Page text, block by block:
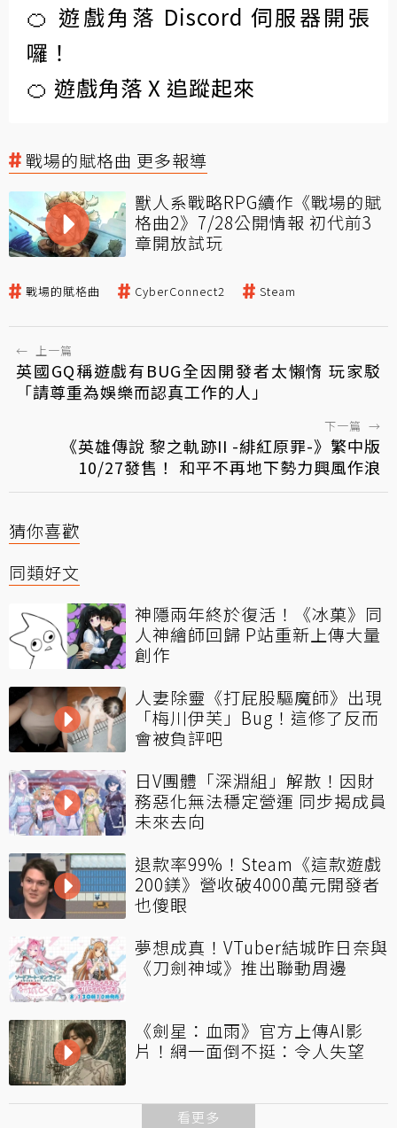
🍊 遊戲角落 Discord 伺服器開張
囉！
🍊 遊戲角落 X 追蹤起來
戰場的賦格曲 更多報導
獸人系戰略RPG續作《戰場的賦
格曲2》7/28公開情報 初代前3
章開放試玩
戰場的賦格曲 CyberConnect2 Steam
← 上一篇
英國GQ稱遊戲有BUG全因開發者太懶惰 玩家駁
「請尊重為娛樂而認真工作的人」
下一篇 →
《英雄傳說 黎之軌跡II -緋紅原罪-》繁中版
10/27發售！ 和平不再地下勢力興風作浪
猜你喜歡
同類好文
神隱兩年終於復活！《冰菓》同
人神繪師回歸 P站重新上傳大量
創作
人妻除靈《打屁股驅魔師》出現
「梅川伊芙」Bug！這修了反而
會被負評吧
日V團體「深淵組」解散！因財
務惡化無法穩定營運 同步揭成員
未來去向
退款率99%！Steam《這款遊戲
200鎂》營收破4000萬元開發者
也傻眼
夢想成真！VTuber結城昨日奈與
《刀劍神域》推出聯動周邊
《劍星：血雨》官方上傳AI影
片！網一面倒不挺：令人失望
看更多